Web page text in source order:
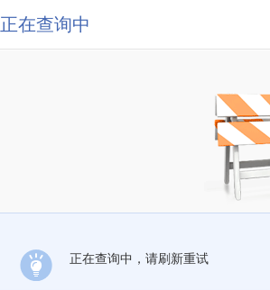
正在查询中
正在查询中，请刷新重试